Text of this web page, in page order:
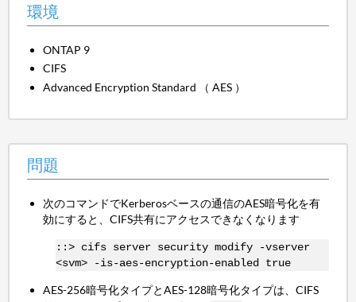
環境
ONTAP 9
CIFS
Advanced Encryption Standard （ AES ）
問題
次のコマンドでKerberosベースの通信のAES暗号化を有
効にすると、CIFS共有にアクセスできなくなります
::> cifs server security modify -vserver
<svm> -is-aes-encryption-enabled true
AES-256暗号化タイプとAES-128暗号化タイプは、CIFS